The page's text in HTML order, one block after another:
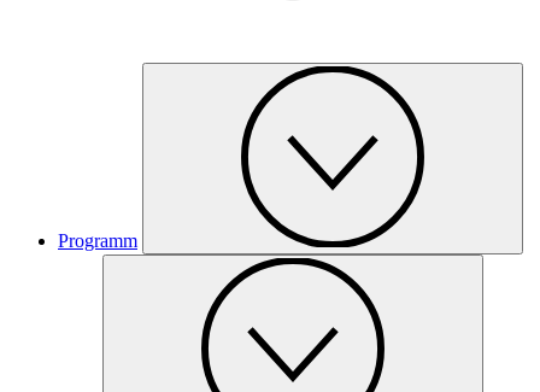
Programm